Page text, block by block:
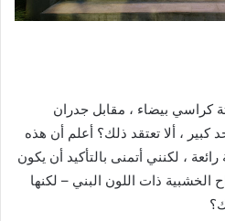
كراسي بيضاء ، مقابل جدران
كبير ، ألا تعتقد ذلك؟ أعلم أن هذه
، لكنني أتمنى بالتأكيد أن يكون
الخشبية ذات اللون البني – لكنها